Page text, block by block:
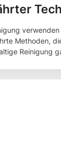
Methoden,
Reinigung